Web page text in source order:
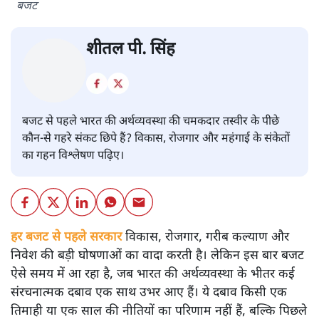
शीतल पी. सिंह
बजट से पहले भारत की अर्थव्यवस्था की चमकदार तस्वीर के पीछे
कौन-से गहरे संकट छिपे हैं? विकास, रोजगार और महंगाई के संकेतों